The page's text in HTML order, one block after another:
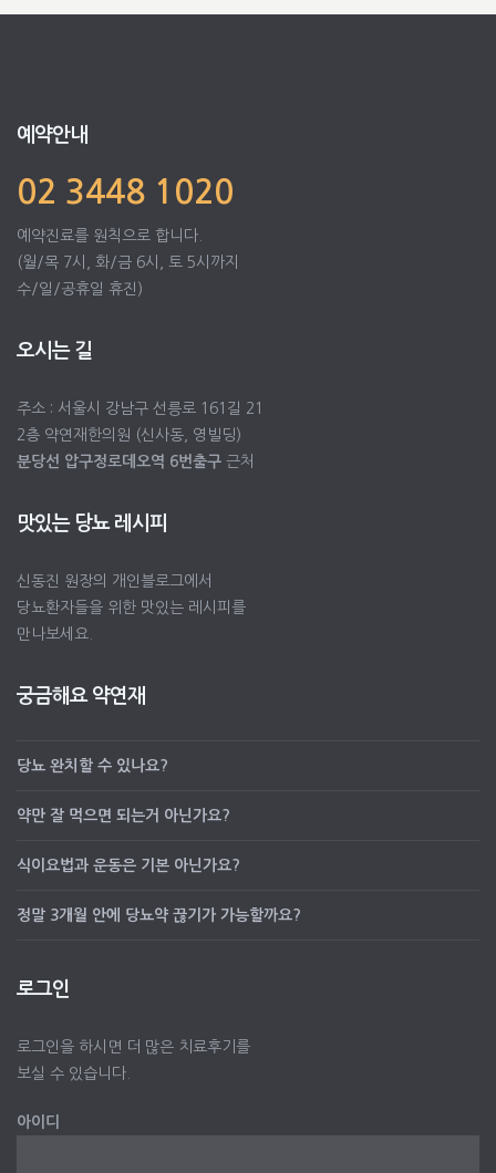
예약안내
02 3448 1020
예약진료를 원칙으로 합니다.
(월/목 7시, 화/금 6시, 토 5시까지
수/일/공휴일 휴진)
오시는 길
주소 : 서울시 강남구 선릉로 161길 21
2층 약연재한의원 (신사동, 영빌딩)
분당선 압구정로데오역 6번출구 근처
맛있는 당뇨 레시피
신동진 원장의 개인블로그에서
당뇨환자들을 위한 맛있는 레시피를
만나보세요.
궁금해요 약연재
당뇨 완치할 수 있나요?
약만 잘 먹으면 되는거 아닌가요?
식이요법과 운동은 기본 아닌가요?
정말 3개월 안에 당뇨약 끊기가 가능할까요?
로그인
로그인을 하시면 더 많은 치료후기를
보실 수 있습니다.
아이디